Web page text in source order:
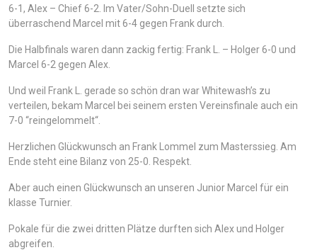
6-1, Alex – Chief 6-2. Im Vater/Sohn-Duell setzte sich
überraschend Marcel mit 6-4 gegen Frank durch.
Die Halbfinals waren dann zackig fertig: Frank L. – Holger 6-0 und
Marcel 6-2 gegen Alex.
Und weil Frank L. gerade so schön dran war Whitewash’s zu
verteilen, bekam Marcel bei seinem ersten Vereinsfinale auch ein
7-0 “reingelommelt“.
Herzlichen Glückwunsch an Frank Lommel zum Masterssieg. Am
Ende steht eine Bilanz von 25-0. Respekt.
Aber auch einen Glückwunsch an unseren Junior Marcel für ein
klasse Turnier.
Pokale für die zwei dritten Plätze durften sich Alex und Holger
abgreifen.